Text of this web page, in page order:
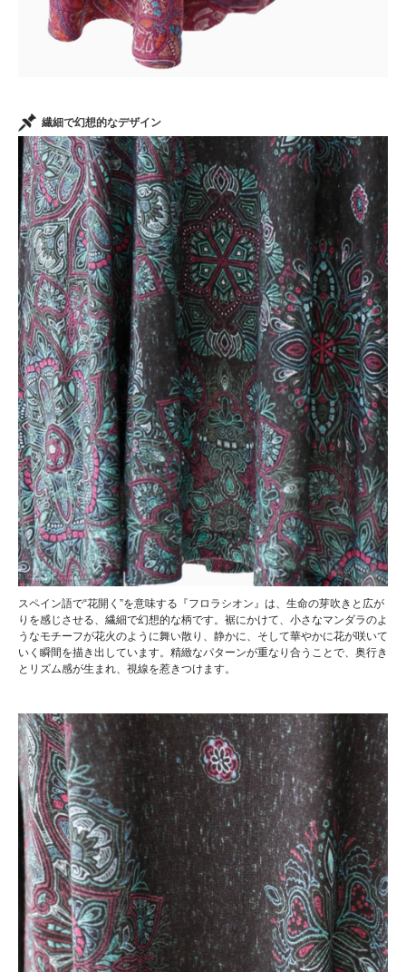
繊細で幻想的なデザイン
スペイン語で“花開く”を意味する『フロラシオン』は、生命の芽吹きと広が
りを感じさせる、繊細で幻想的な柄です。裾にかけて、小さなマンダラのよ
うなモチーフが花火のように舞い散り、静かに、そして華やかに花が咲いて
いく瞬間を描き出しています。精緻なパターンが重なり合うことで、奥行き
とリズム感が生まれ、視線を惹きつけます。